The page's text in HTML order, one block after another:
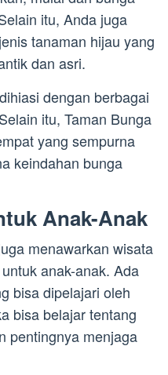
itu, Anda juga
tanaman hijau yang
dan asri.
dengan berbagai
itu, Taman Bunga
yang sempurna
keindahan bunga
Anak-Anak
menawarkan wisata
anak-anak. Ada
bisa dipelajari oleh
bisa belajar tentang
pentingnya menjaga